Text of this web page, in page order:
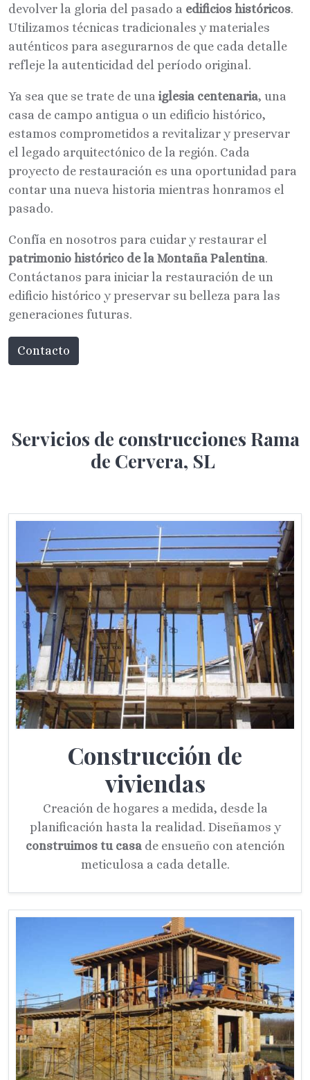
devolver la gloria del pasado a edificios históricos.
Utilizamos técnicas tradicionales y materiales
auténticos para asegurarnos de que cada detalle
refleje la autenticidad del período original.
Ya sea que se trate de una iglesia centenaria, una
casa de campo antigua o un edificio histórico,
estamos comprometidos a revitalizar y preservar
el legado arquitectónico de la región. Cada
proyecto de restauración es una oportunidad para
contar una nueva historia mientras honramos el
pasado.
Confía en nosotros para cuidar y restaurar el
patrimonio histórico de la Montaña Palentina.
Contáctanos para iniciar la restauración de un
edificio histórico y preservar su belleza para las
generaciones futuras.
Contacto
Servicios de construcciones Rama
de Cervera, SL
Construcción de
viviendas
Creación de hogares a medida, desde la
planificación hasta la realidad. Diseñamos y
construimos tu casade ensueño con atención
meticulosa a cada detalle.